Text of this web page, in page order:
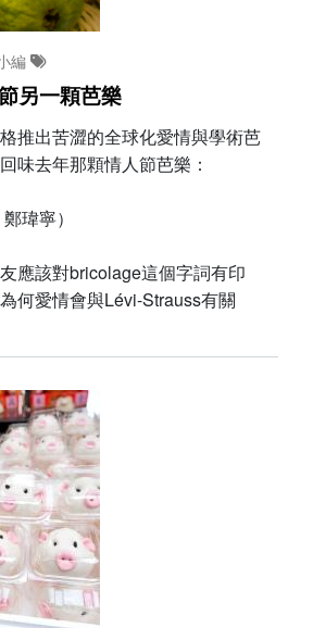
編
另一顆芭樂
推出苦澀的全球化愛情與學術芭
味去年那顆情人節芭樂：
瑋寧）
應該對bricolage這個字詞有印
何愛情會與Lévi-Strauss有關